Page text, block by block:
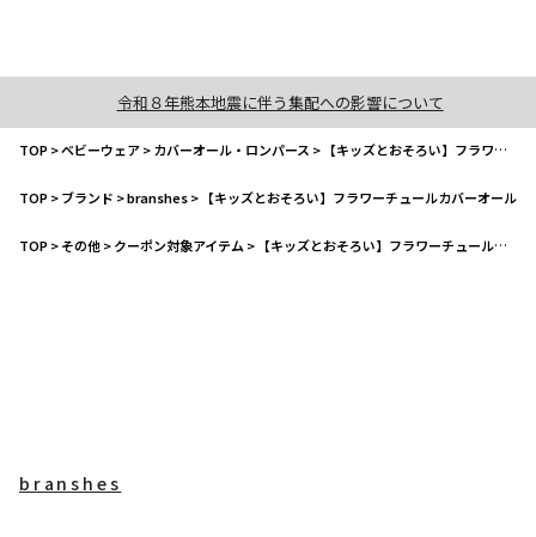
令和８年熊本地震に伴う集配への影響について
TOP>ベビーウェア>カバーオール・ロンパース > 【キッズとおそろい】フラワーチュールカバーオール
TOP>ブランド >branshes> 【キッズとおそろい】フラワーチュールカバーオール
TOP>その他>クーポン対象アイテム > 【キッズとおそろい】フラワーチュールカバーオール
branshes